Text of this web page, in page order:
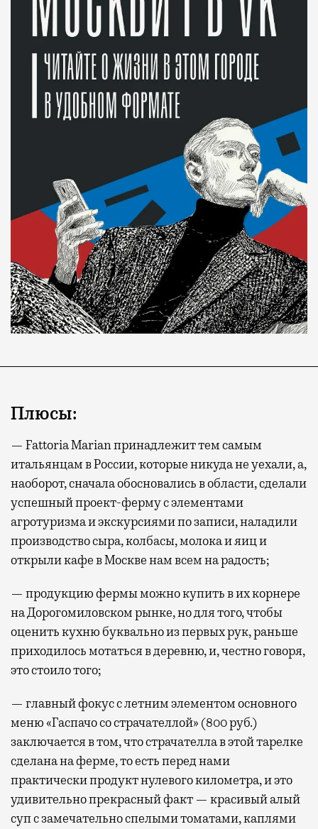
Плюсы:
— Fattoria Marian принадлежит тем самым
итальянцам в России, которые никуда не уехали, а,
наоборот, сначала обосновались в области, сделали
успешный проект-ферму с элементами
агротуризма и экскурсиями по записи, наладили
производство сыра, колбасы, молока и яиц и
открыли кафе в Москве нам всем на радость;
— продукцию фермы можно купить в их корнере
на Дорогомиловском рынке, но для того, чтобы
оценить кухню буквально из первых рук, раньше
приходилось мотаться в деревню, и, честно говоря,
это стоило того;
— главный фокус с летним элементом основного
меню «Гаспачо со страчателлой» (800 руб.)
заключается в том, что страчателла в этой тарелке
сделана на ферме, то есть перед нами
практически продукт нулевого километра, и это
удивительно прекрасный факт — красивый алый
суп с замечательно спелыми томатами, каплями